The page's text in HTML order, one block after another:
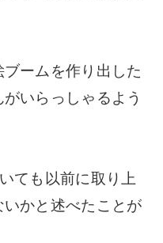
ームを作り出した
いらっしゃるよう
ても以前に取り上
かと述べたことが